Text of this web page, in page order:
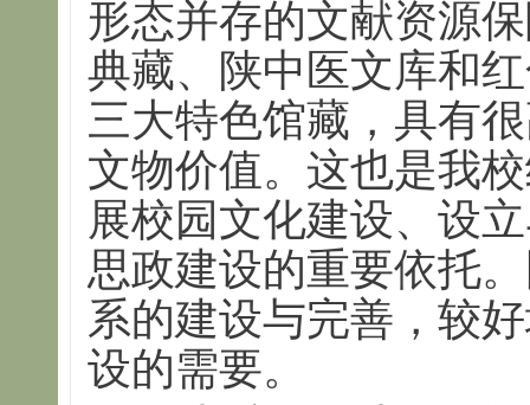
形态并存的文献资源
典藏、陕中医文库和
三大特色馆藏，具有
文物价值。这也是我
展校园文化建设、设
思政建设的重要依托
系的建设与完善，较
设的需要。